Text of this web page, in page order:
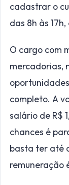
cadastrar o
das 8h às
O cargo com
mercadorias,
completo. A
salário de R$
chances é
basta ter até
remuneração